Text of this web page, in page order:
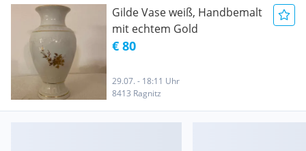
Gilde Vase weiß, Handbemalt
mit echtem Gold
€ 80
29.07. - 18:11 Uhr
8413 Ragnitz